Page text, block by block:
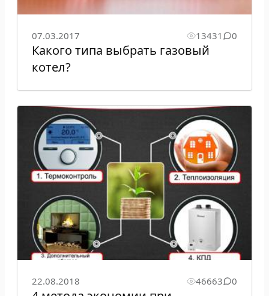
07.03.2017 13431 0
Какого типа выбрать газовый
котел?
22.08.2018 46663 0